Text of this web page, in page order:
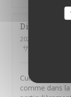
Didier
2026-08-04
-
サービス
Cuisine, fine et
comme dans